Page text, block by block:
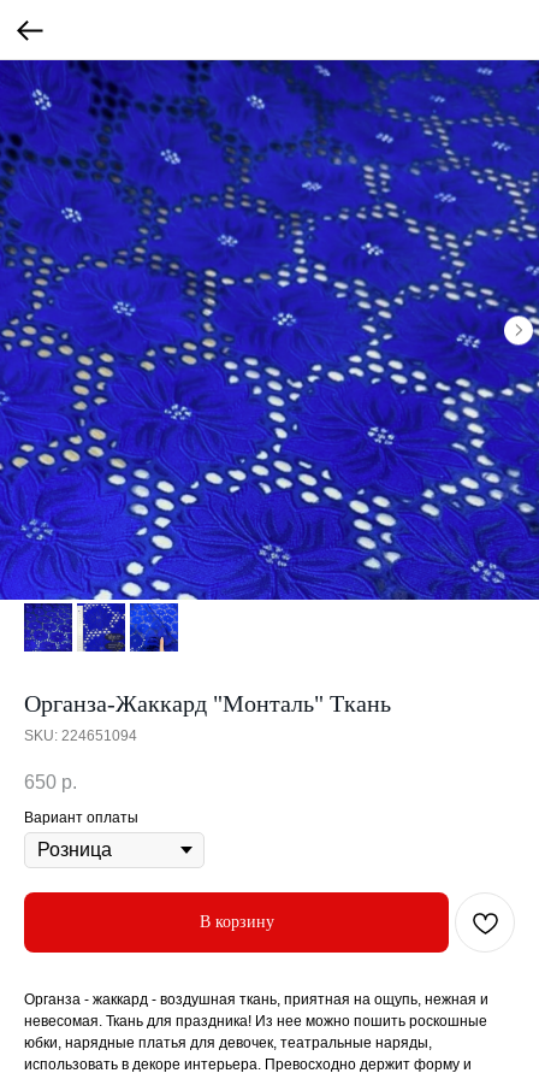
Органза-Жаккард "Монталь" Ткань
SKU: 224651094
650 р.
Вариант оплаты
В корзину
Органза - жаккард - воздушная ткань, приятная на ощупь, нежная и
невесомая. Ткань для праздника! Из нее можно пошить роскошные
юбки, нарядные платья для девочек, театральные наряды,
использовать в декоре интерьера. Превосходно держит форму и